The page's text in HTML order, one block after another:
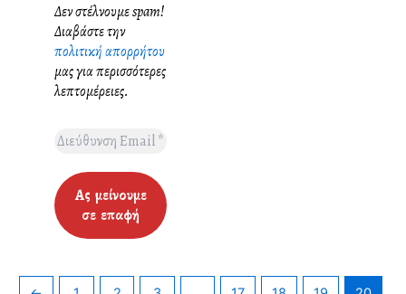
Δεν στέλνουμε spam!
Διαβάστε την
πολιτική απορρήτου
μας για περισσότερες
λεπτομέρειες.